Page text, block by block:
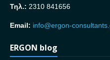
Τηλ.: 2310 841656
Email: info@ergon-
ERGON blog